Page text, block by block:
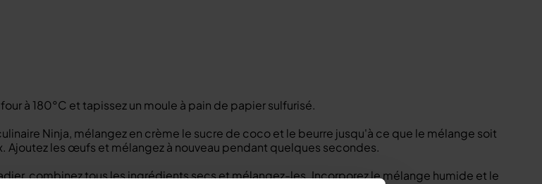
à 180°C et tapissez un moule à pain de papier sulfurisé.
Ninja, mélangez en crème le sucre de coco et le beurre jusqu'à ce que le mélange soit
Ajoutez les œufs et mélangez à nouveau pendant quelques secondes.
combinez tous les ingrédients secs et mélangez-les. Incorporez le mélange humide et le